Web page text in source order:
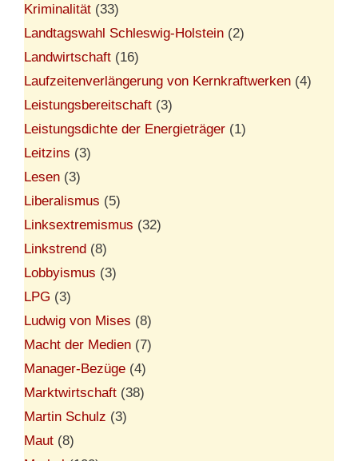
Kriminalität (33)
Landtagswahl Schleswig-Holstein (2)
Landwirtschaft (16)
Laufzeitenverlängerung von Kernkraftwerken (4)
Leistungsbereitschaft (3)
Leistungsdichte der Energieträger (1)
Leitzins (3)
Lesen (3)
Liberalismus (5)
Linksextremismus (32)
Linkstrend (8)
Lobbyismus (3)
LPG (3)
Ludwig von Mises (8)
Macht der Medien (7)
Manager-Bezüge (4)
Marktwirtschaft (38)
Martin Schulz (3)
Maut (8)